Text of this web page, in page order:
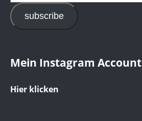
subscribe
Mein Instagram Account
Hier klicken